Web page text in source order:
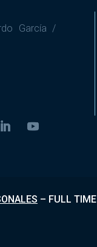
García /
– FULL TIME